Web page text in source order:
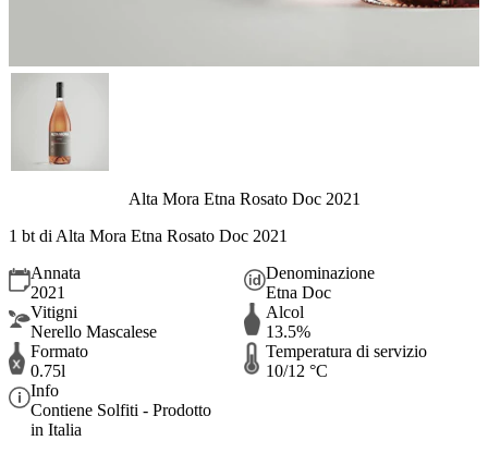
Alta Mora Etna Rosato Doc 2021
1 bt di Alta Mora Etna Rosato Doc 2021
Annata
2021
Denominazione
Etna Doc
Vitigni
Nerello Mascalese
Alcol
13.5%
Formato
0.75l
Temperatura di servizio
10/12 °C
Info
Contiene Solfiti - Prodotto
in Italia